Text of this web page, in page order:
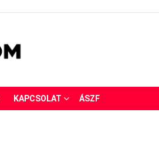
KAPCSOLAT ÁSZF